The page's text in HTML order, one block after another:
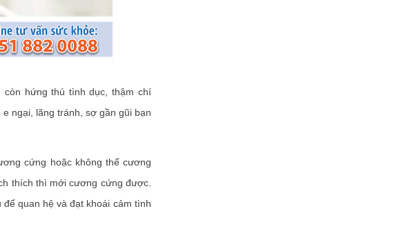
còn hứng thú tình dục, thậm chí
ngại, lãng tránh, sợ gần gũi bạn
cứng hoặc không thể cương
thích thì mới cương cứng được.
quan hệ và đạt khoái cảm tình